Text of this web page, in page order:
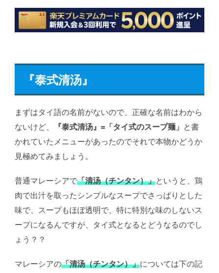
『泰式清汤』
まずはタイ語の名前がないので、正確な名前はわから
ないけど、
『泰式清汤』=「タイ式のスープ麺」
と書
かれていたメニューがあったのでそれで本物かどうか
見極めてみましょう。
普通マレーシアで「清汤（チンタン）」というと、鶏
肉で出汁を取ったシンプルなスープでさっぱりとした
味で、スープもほぼ透明で、特に特別な味のしないス
ープになるんですが、タイ式となるとどうなるのでし
ょう？？
マレーシアの「清汤（チンタン）」については下の記